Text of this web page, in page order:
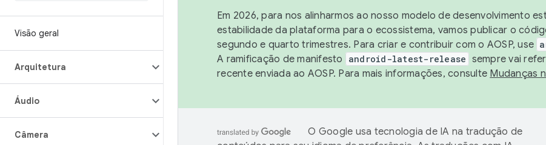
Visão geral
Arquitetura
Áudio
Câmera
Em 2026, para nos alinharmos ao nosso modelo de desenvolvimento
estabilidade da plataforma para o ecossistema, vamos publicar o
segundo e quarto trimestres. Para criar e contribuir com o AOSP, use
A ramificação de manifesto
android-latest-release sempre vai
recente enviada ao AOSP. Para mais informações, consulte Mudanças
O Google usa tecnologia de IA na tradução de